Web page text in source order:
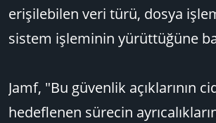
erişilebilen veri türü, dosya
sistem işleminin yürüttüğüne
Jamf, "Bu güvenlik açıklarının
hedeflenen sürecin